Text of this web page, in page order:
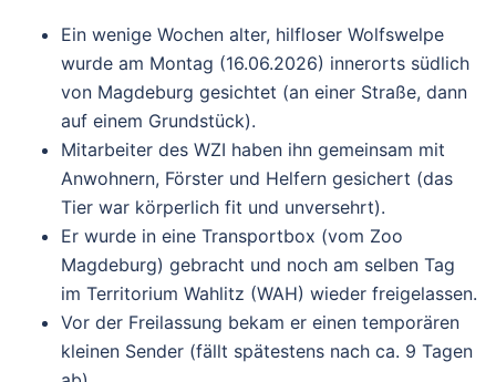
Ein wenige Wochen alter, hilfloser Wolfswelpe
wurde am Montag (16.06.2026) innerorts südlich
von Magdeburg gesichtet (an einer Straße, dann
auf einem Grundstück).
Mitarbeiter des WZI haben ihn gemeinsam mit
Anwohnern, Förster und Helfern gesichert (das
Tier war körperlich fit und unversehrt).
Er wurde in eine Transportbox (vom Zoo
Magdeburg) gebracht und noch am selben Tag
im Territorium Wahlitz (WAH) wieder freigelassen.
Vor der Freilassung bekam er einen temporären
kleinen Sender (fällt spätestens nach ca. 9 Tagen